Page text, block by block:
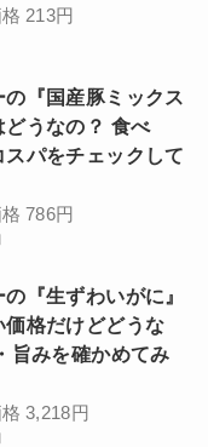
213円
『国産豚ミックス
どうなの？ 食べ
パをチェックして
786円
『生ずわいがに』
価格だけどどうな
旨みを確かめてみ
3,218円